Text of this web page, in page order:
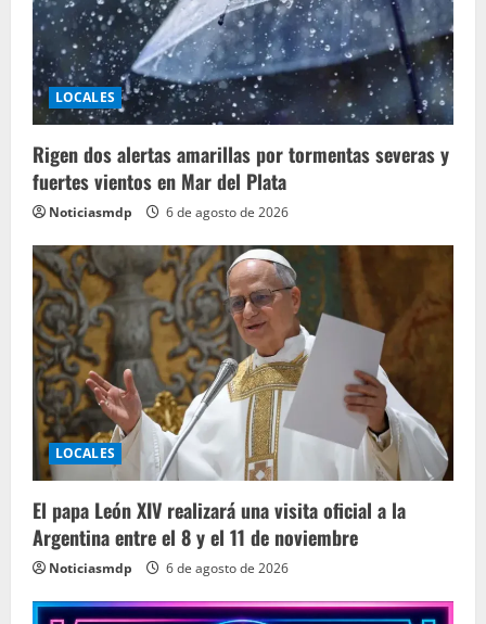
LOCALES
Rigen dos alertas amarillas por tormentas severas y
fuertes vientos en Mar del Plata
Noticiasmdp 6 de agosto de 2026
LOCALES
El papa León XIV realizará una visita oficial a la
Argentina entre el 8 y el 11 de noviembre
Noticiasmdp 6 de agosto de 2026